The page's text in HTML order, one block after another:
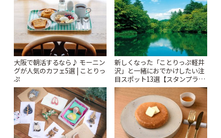
大阪で朝活するなら♪ モーニン
グが人気のカフェ5選 | ことりっ
ぷ
新しくなった「ことりっぷ軽井
沢」と一緒におでかけしたい注
目スポット13選【スタンプラリ
ー開催中】 | ことりっぷ